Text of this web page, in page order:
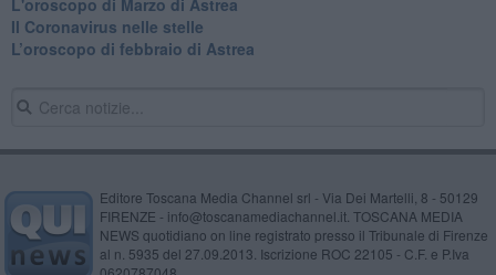
Il Coronavirus nelle stelle
​L’oroscopo di febbraio di Astrea
Editore Toscana Media Channel srl - Via Dei Martelli, 8 - 50129
FIRENZE - info@toscanamediachannel.it. TOSCANA MEDIA
NEWS quotidiano on line registrato presso il Tribunale di Firenze
al n. 5935 del 27.09.2013. Iscrizione ROC 22105 - C.F. e P.Iva